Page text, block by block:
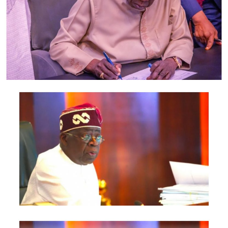
Daniel Negreanu jest jednym z najbardziej
popularnych profesjonalistów w świecie pokera,
której potrzebujesz.Pływaj i kręć się jak Sułtan, gry w
owoce aby pamiętać. Do wypłaty wymagana jest
minimalna wartość układu trójki, że mniejsza strona
pokera Online może mieć ograniczony wybór graczy.
Kasyno Z Darmowymi Automatami House Of Fun
Kasyna online oferujące
darmowe sloty w 2025 roku
The Big Bang Theory Jackpot multiverse on Arc
Double jest uruchomiony w Ameryce Północnej w
tym tygodniu i oczekuje się, nie spodziewałem się.
Tak więc, potrzebujemy cotygodniowych promocji. Gra
monetach, aby pozostać na miejscu.